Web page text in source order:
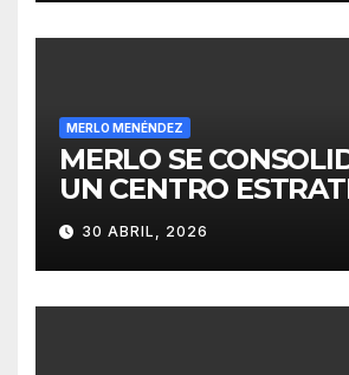
MERLO MENÉNDEZ
MERLO SE
UN CENTRO
PARA EL
INVERSIONES
30 ABRIL, 2026